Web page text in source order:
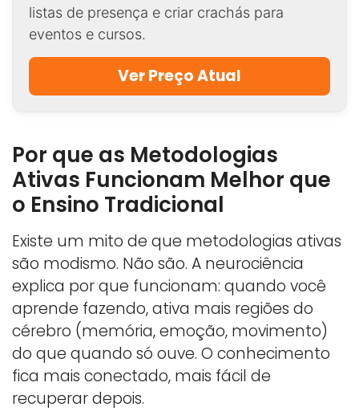
listas de presença e criar crachás para
eventos e cursos.
Ver Preço Atual
Por que as Metodologias
Ativas Funcionam Melhor que
o Ensino Tradicional
Existe um mito de que metodologias ativas
são modismo. Não são. A neurociência
explica por que funcionam: quando você
aprende fazendo, ativa mais regiões do
cérebro (memória, emoção, movimento)
do que quando só ouve. O conhecimento
fica mais conectado, mais fácil de
recuperar depois.